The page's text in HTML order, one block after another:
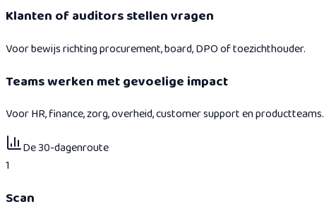
Klanten of auditors stellen vragen
Voor bewijs richting procurement, board, DPO of toezichthouder.
Teams werken met gevoelige impact
Voor HR, finance, zorg, overheid, customer support en productteams.
De 30-dagenroute
1
Scan